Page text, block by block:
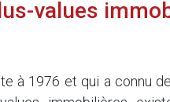
values
à 1976 et qui a connu